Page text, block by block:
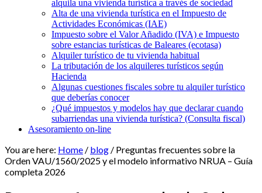
alquila una vivienda turística a través de sociedad
Alta de una vivienda turística en el Impuesto de
Actividades Económicas (IAE)
Impuesto sobre el Valor Añadido (IVA) e Impuesto
sobre estancias turísticas de Baleares (ecotasa)
Alquiler turístico de tu vivienda habitual
La tributación de los alquileres turísticos según
Hacienda
Algunas cuestiones fiscales sobre tu alquiler turístico
que deberías conocer
¿Qué impuestos y modelos hay que declarar cuando
subarriendas una vivienda turística? (Consulta fiscal)
Asesoramiento on-line
You are here: Home / blog / Preguntas frecuentes sobre la
Orden VAU/1560/2025 y el modelo informativo NRUA – Guía
completa 2026